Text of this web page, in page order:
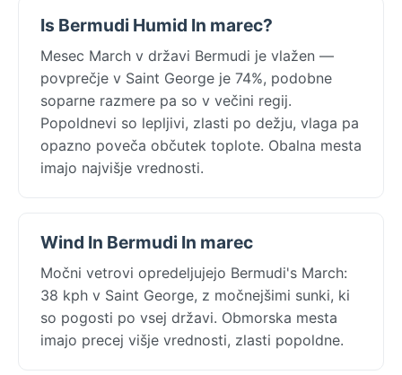
Is Bermudi Humid In marec?
Mesec March v državi Bermudi je vlažen —
povprečje v Saint George je 74%, podobne
soparne razmere pa so v večini regij.
Popoldnevi so lepljivi, zlasti po dežju, vlaga pa
opazno poveča občutek toplote. Obalna mesta
imajo najvišje vrednosti.
Wind In Bermudi In marec
Močni vetrovi opredeljujejo Bermudi's March:
38 kph v Saint George, z močnejšimi sunki, ki
so pogosti po vsej državi. Obmorska mesta
imajo precej višje vrednosti, zlasti popoldne.